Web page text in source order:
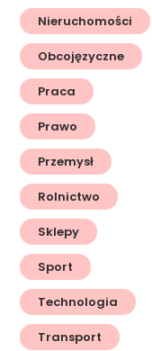
Nieruchomości
Obcojęzyczne
Praca
Prawo
Przemysł
Rolnictwo
Sklepy
Sport
Technologia
Transport